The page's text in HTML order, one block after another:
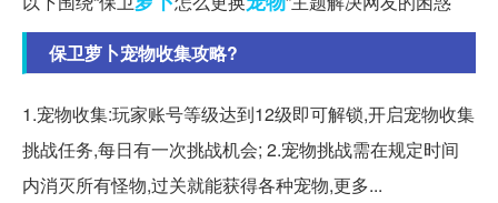
保卫萝卜宠物收集攻略?
1.宠物收集:玩家账号等级达到12级即可解锁,开启宠物收集
挑战任务,每日有一次挑战机会; 2.宠物挑战需在规定时间
内消灭所有怪物,过关就能获得各种宠物,更多...